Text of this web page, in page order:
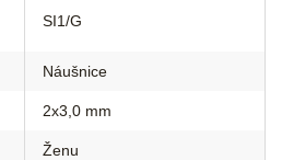
SI1/G
Náušnice
2x3,0 mm
Ženu